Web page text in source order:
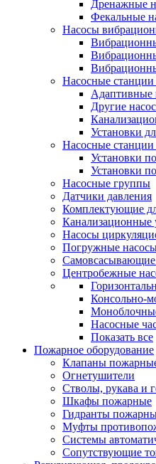
Дренажные
Фекальные
Насосы
Насосные
Адаптивные
Другие
Установки
Насосные
Установки
Установки
Насосные группы
Датчики давления
Комплектующие
Канализационные
Насосы
Погружные
Центробежные
Консольно-
Насосные
Показать все
Пожарное оборудование
Клапаны
Огнетушители
Стволы, рукава и
Шкафы пожарные
Гидранты
Муфты
Системы
Сопутствующие